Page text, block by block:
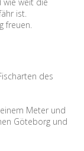
ist.
freuen.
des
Meter und
Göteborg und